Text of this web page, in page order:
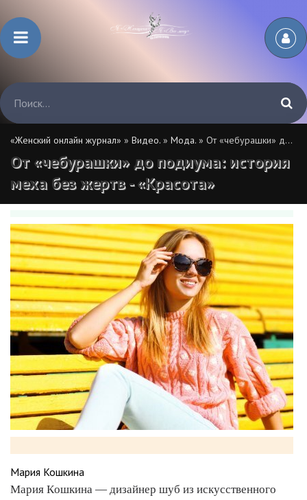
«Женский онлайн журнал» » Видео. » Мода. » От «чебурашки» до подиума: история меха без жертв - «Красота»
От «чебурашки» до подиума: история
меха без жертв - «Красота»
Мария Кошкина
Мария Кошкина — дизайнер шуб из искусственного